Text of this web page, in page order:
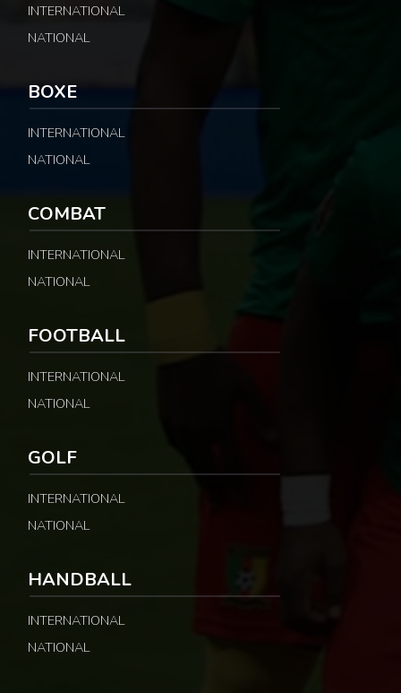
INTERNATIONAL
NATIONAL
BOXE
INTERNATIONAL
NATIONAL
COMBAT
INTERNATIONAL
NATIONAL
FOOTBALL
INTERNATIONAL
NATIONAL
GOLF
INTERNATIONAL
NATIONAL
HANDBALL
INTERNATIONAL
NATIONAL